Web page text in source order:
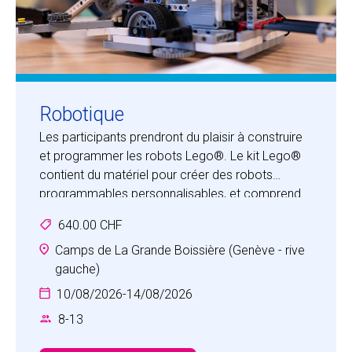
Robotique
Les participants prendront du plaisir à construire
et programmer les robots Lego®. Le kit Lego®
contient du matériel pour créer des robots
programmables personnalisables, et comprend
contrôle le système, un ensemble de capteurs et
de moteurs modulaires et des pièces Lego® de
la gamme Technic®. Une fois leur robot construit
et les bases de la programmation Lego®
l’épreuve leurs compétences créatives en
matière de résolution de problèmes en
640.00 CHF
Camps de La Grande Boissière (Genève - rive
gauche)
10/08/2026-14/08/2026
8-13